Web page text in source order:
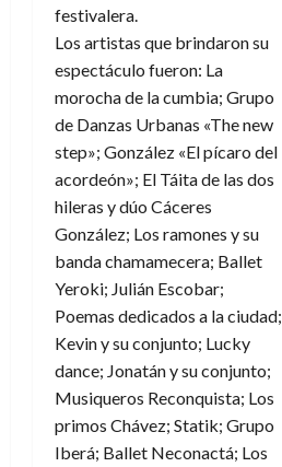
festivalera.
Los artistas que brindaron su
espectáculo fueron: La
morocha de la cumbia; Grupo
de Danzas Urbanas «The new
step»; González «El pícaro del
acordeón»; El Táita de las dos
hileras y dúo Cáceres
González; Los ramones y su
banda chamamecera; Ballet
Yeroki; Julián Escobar;
Poemas dedicados a la ciudad;
Kevin y su conjunto; Lucky
dance; Jonatán y su conjunto;
Musiqueros Reconquista; Los
primos Chávez; Statik; Grupo
Iberá; Ballet Neconactá; Los